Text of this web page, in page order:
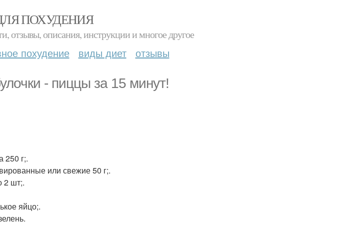
ПОХУДЕНИЯ
отзывы, описания, инструкции и многое другое
похудение виды диет отзывы
- пиццы за 15 минут!
250 г;.
или свежие 50 г;.
2 шт;.
яйцо;.